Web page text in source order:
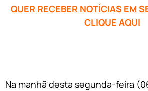
QUER RECEBER NOTÍCIAS EM
CLIQUE AQUI
Na manhã desta segunda-feira